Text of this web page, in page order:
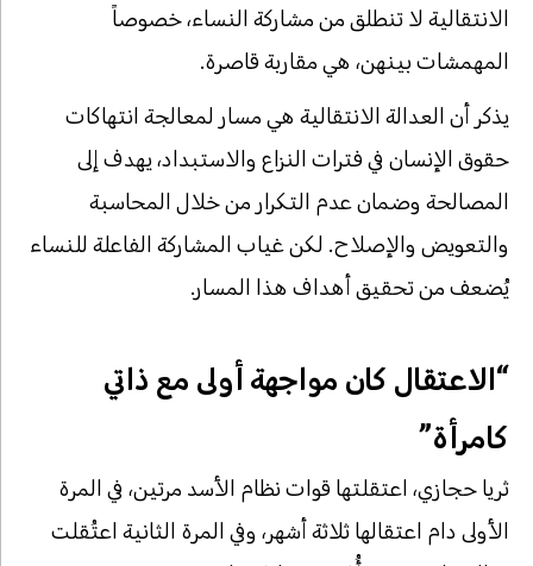
الانتقالية لا تنطلق من مشاركة النساء، خصوصاً
المهمشات بينهن، هي مقاربة قاصرة.
يذكر أن العدالة الانتقالية هي مسار لمعالجة انتهاكات
حقوق الإنسان في فترات النزاع والاستبداد، يهدف إلى
المصالحة وضمان عدم التكرار من خلال المحاسبة
والتعويض والإصلاح. لكن غياب المشاركة الفاعلة للنساء
يُضعف من تحقيق أهداف هذا المسار.
“الاعتقال كان مواجهة أولى مع ذاتي
كامرأة”
ثريا حجازي، اعتقلتها قوات نظام الأسد مرتين، في المرة
الأولى دام اعتقالها ثلاثة أشهر، وفي المرة الثانية اعتُقلت